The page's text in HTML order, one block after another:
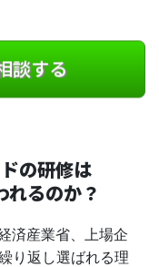
談する
の研修は
れるのか？
済産業省、上場企
り返し選ばれる理